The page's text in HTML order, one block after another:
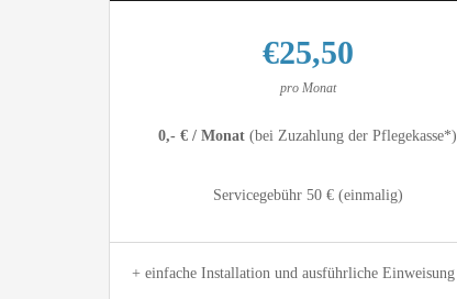
€25,50
pro Monat
0,- € / Monat (bei Zuzahlung der Pflegekasse*)
Servicegebühr 50 € (einmalig)
+ einfache Installation und ausführliche Einweisung